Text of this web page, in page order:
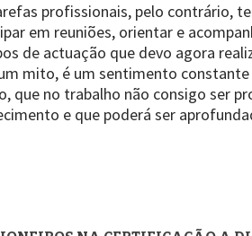
profissionais, pelo contrário,
em reuniões, orientar e
de actuação que devo agora
mito, é um sentimento
que no trabalho não consigo ser
e que poderá ser